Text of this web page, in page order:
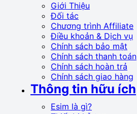
Giới Thiệu
Đối tác
Chương trình Affiliate
Điều khoản & Dịch vụ
Chính sách bảo mật
Chính sách thanh toán
Chính sách hoàn trả
Chính sách giao hàng
Thông tin hữu ích
Esim là gì?